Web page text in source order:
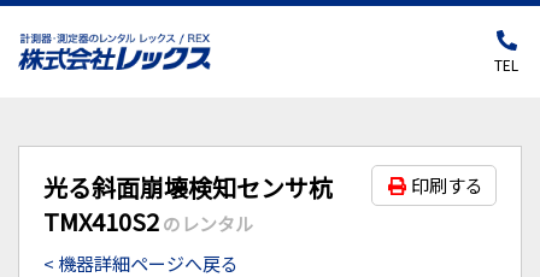
TEL
光る斜面崩壊検知センサ杭
TMX410S2のレンタル
印刷する
< 機器詳細ページへ戻る